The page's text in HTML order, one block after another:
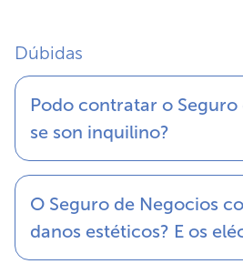
Dúbidas
Podo contratar o Seguro
se son inquilino?
O Seguro de Negocios
danos estéticos? E os